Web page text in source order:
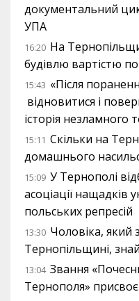
документальний
УПА
16:20 На
будівлю вартістю
15:43 «Після
відновитися і
історія незламного
15:11 Скільки на
домашнього
15:09 У Тернополі
асоціації нащадків
польських репресій
13:30 Чоловіка, який
Тернопільщині,
13:04 Звання
Тернополя»